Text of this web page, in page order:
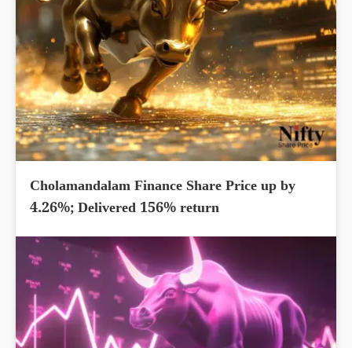
Cholamandalam Finance Share Price up by
4.26%; Delivered 156% return